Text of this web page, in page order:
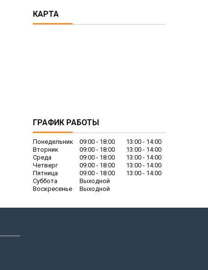
КАРТА
ГРАФИК РАБОТЫ
Понедельник 09:00 18:00 13:00
14:00
Вторник
09:00 18:00 13:00
14:00
Среда
09:00 18:00 13:00
14:00
Четверг
09:00 18:00 13:00
14:00
Пятница
09:00 18:00 13:00
14:00
Суббота
Выходной
Воскресенье
Выходной